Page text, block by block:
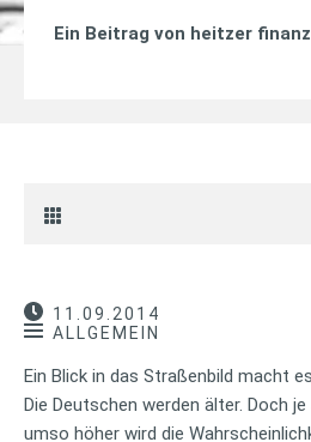
Ein Beitrag von heitzer finanz
11.09.2014
ALLGEMEIN
Ein Blick in das Straßenbild macht
Die Deutschen werden älter. Doch
umso höher wird die